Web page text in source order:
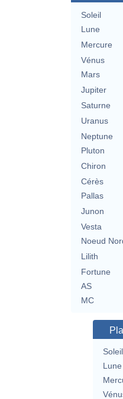
Soleil
Lune
Mercure
Vénus
Mars
Jupiter
Saturne
Uranus
Neptune
Pluton
Chiron
Cérès
Pallas
Junon
Vesta
Noeud
Lilith
Fortune
AS
MC
Soleil
Lune